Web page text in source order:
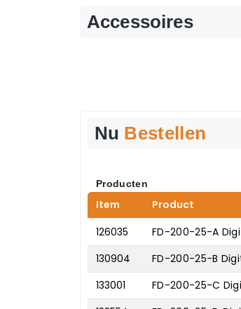
Accessoires
Nu Bestellen
Producten
Item Product
126035
FD-200-25-A
130904 FD-200-25-B
133001 FD-200-25-C